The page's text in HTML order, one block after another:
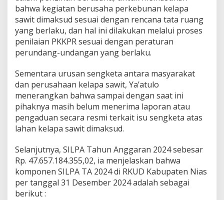
bahwa kegiatan berusaha perkebunan kelapa
sawit dimaksud sesuai dengan rencana tata ruang
yang berlaku, dan hal ini dilakukan melalui proses
penilaian PKKPR sesuai dengan peraturan
perundang-undangan yang berlaku.
Sementara urusan sengketa antara masyarakat
dan perusahaan kelapa sawit, Ya’atulo
menerangkan bahwa sampai dengan saat ini
pihaknya masih belum menerima laporan atau
pengaduan secara resmi terkait isu sengketa atas
lahan kelapa sawit dimaksud.
Selanjutnya, SILPA Tahun Anggaran 2024 sebesar
Rp. 47.657.184.355,02, ia menjelaskan bahwa
komponen SILPA TA 2024 di RKUD Kabupaten Nias
per tanggal 31 Desember 2024 adalah sebagai
berikut :